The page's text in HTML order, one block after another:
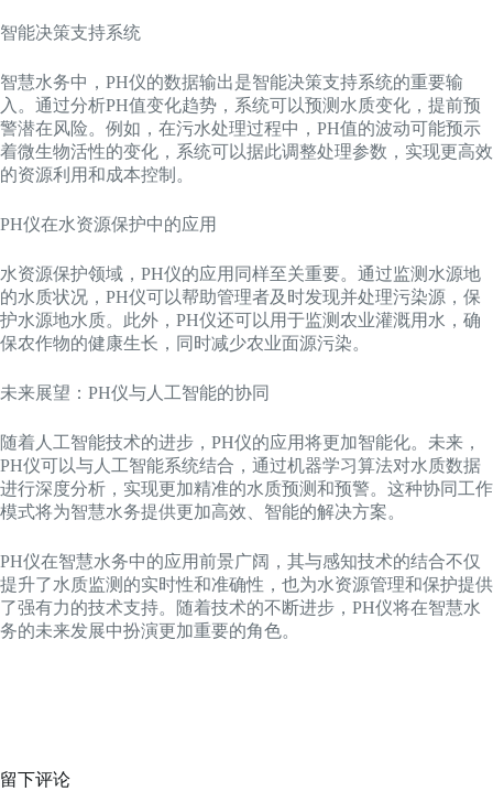
智能决策支持系统
智慧水务中，PH仪的数据输出是智能决策支持系统的重要输
入。通过分析PH值变化趋势，系统可以预测水质变化，提前预
警潜在风险。例如，在污水处理过程中，PH值的波动可能预示
着微生物活性的变化，系统可以据此调整处理参数，实现更高效
的资源利用和成本控制。
PH仪在水资源保护中的应用
水资源保护领域，PH仪的应用同样至关重要。通过监测水源地
的水质状况，PH仪可以帮助管理者及时发现并处理污染源，保
护水源地水质。此外，PH仪还可以用于监测农业灌溉用水，确
保农作物的健康生长，同时减少农业面源污染。
未来展望：PH仪与人工智能的协同
随着人工智能技术的进步，PH仪的应用将更加智能化。未来，
PH仪可以与人工智能系统结合，通过机器学习算法对水质数据
进行深度分析，实现更加精准的水质预测和预警。这种协同工作
模式将为智慧水务提供更加高效、智能的解决方案。
PH仪在智慧水务中的应用前景广阔，其与感知技术的结合不仅
提升了水质监测的实时性和准确性，也为水资源管理和保护提供
了强有力的技术支持。随着技术的不断进步，PH仪将在智慧水
务的未来发展中扮演更加重要的角色。
留下评论